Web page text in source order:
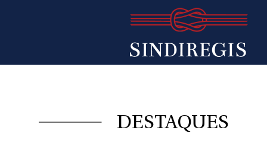
DESTAQUES